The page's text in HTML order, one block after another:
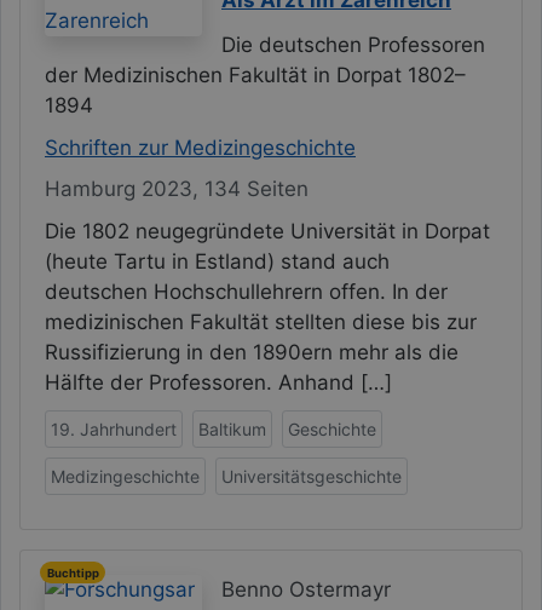
Die deutschen Professoren
der Medizinischen Fakultät in Dorpat 1802–
1894
Schriften zur Medizingeschichte
Hamburg 2023, 134 Seiten
Die 1802 neugegründete Universität in Dorpat
(heute Tartu in Estland) stand auch
deutschen Hochschullehrern offen. In der
medizinischen Fakultät stellten diese bis zur
Russifizierung in den 1890ern mehr als die
Hälfte der Professoren. Anhand […]
19. Jahrhundert Baltikum Geschichte
Medizingeschichte Universitätsgeschichte
Buchtipp
Benno Ostermayr